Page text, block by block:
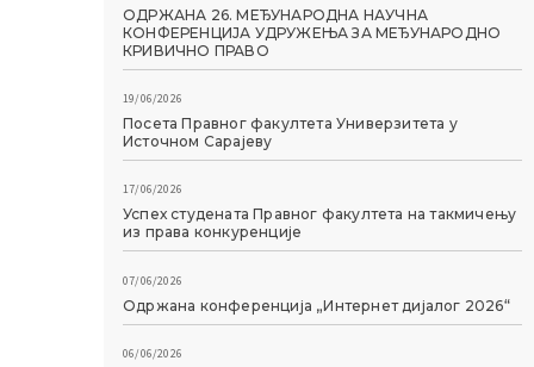
ОДРЖАНА 26. МЕЂУНАРОДНА НАУЧНА
КОНФЕРЕНЦИЈА УДРУЖЕЊА ЗА МЕЂУНАРОДНО
КРИВИЧНО ПРАВО
19/06/2026
Посета Правног факултета Универзитета у
Источном Сарајеву
17/06/2026
Успех студената Правног факултета на такмичењу
из права конкуренције
07/06/2026
Одржана конференција „Интернет дијалог 2026“
06/06/2026